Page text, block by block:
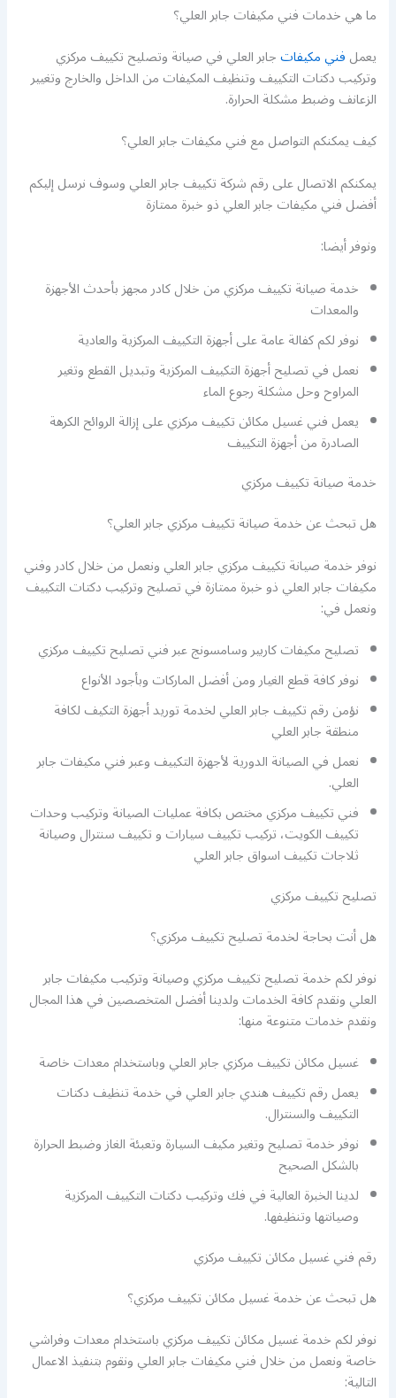
ما هي خدمات فني مكيفات جابر العلي؟
يعملفني مكيفاتجابر العلي في صيانة وتصليح تكييف مركزي
وتركيب دكتات التكييف وتنظيف المكيفات من الداخل والخارج وتغيير
الزعانف وضبط مشكلة الحرارة.
كيف يمكنكم التواصل مع فني مكيفات جابر العلي؟
يمكنكم الاتصال على رقم شركة تكييف جابر العلي وسوف نرسل إليكم
أفضل فني مكيفات جابر العلي ذو خبرة ممتازة
ونوفر أيضا:
خدمة صيانة تكييف مركزي من خلال كادر مجهز بأحدث الأجهزة
والمعدات
نوفر لكم كفالة عامة على أجهزة التكييف المركزية والعادية
نعمل في تصليح أجهزة التكييف المركزية وتبديل القطع وتغير
المراوح وحل مشكلة رجوع الماء
يعمل فني غسيل مكائن تكييف مركزي على إزالة الروائح الكرهة
الصادرة من أجهزة التكييف
خدمة صيانة تكييف مركزي
هل تبحث عن خدمة صيانة تكييف مركزي جابر العلي؟
نوفر خدمة صيانة تكييف مركزي جابر العلي ونعمل من خلال كادر وفني
مكيفات جابر العلي ذو خبرة ممتازة في تصليح وتركيب دكتات التكييف
ونعمل في:
تصليح مكيفات كاربير وسامسونج عبر فني تصليح تكييف مركزي
نوفر كافة قطع الغيار ومن أفضل الماركات وبأجود الأنواع
نؤمن رقم تكييف جابر العلي لخدمة توريد أجهزة التكيف لكافة
منطقة جابر العلي
نعمل في الصيانة الدورية لأجهزة التكييف وعبر فني مكيفات جابر
العلي.
فني تكييف مركزي مختص بكافة عمليات الصيانة وتركيب وحدات
تكييف الكويت، تركيب تكييف سيارات و تكييف سنترال وصيانة
ثلاجات تكييف اسواق جابر العلي
تصليح تكييف مركزي
هل أنت بحاجة لخدمة تصليح تكييف مركزي؟
نوفر لكم خدمة تصليح تكييف مركزي وصيانة وتركيب مكيفات جابر
العلي ونقدم كافة الخدمات ولدينا أفضل المتخصصين في هذا المجال
ونقدم خدمات متنوعة منها:
غسيل مكائن تكييف مركزي جابر العلي وباستخدام معدات خاصة
يعمل رقم تكييف هندي جابر العلي في خدمة تنظيف دكتات
التكييف والسنترال.
نوفر خدمة تصليح وتغير مكيف السيارة وتعبئة الغاز وضبط الحرارة
بالشكل الصحيح
لدينا الخبرة العالية في فك وتركيب دكتات التكييف المركزية
وصيانتها وتنظيفها.
رقم فني غسيل مكائن تكييف مركزي
هل تبحث عن خدمة غسيل مكائن تكييف مركزي؟
نوفر لكم خدمة غسيل مكائن تكييف مركزي باستخدام معدات وفراشي
خاصة ونعمل من خلال فني مكيفات جابر العلي ونقوم بتنفيذ الاعمال
التالية: